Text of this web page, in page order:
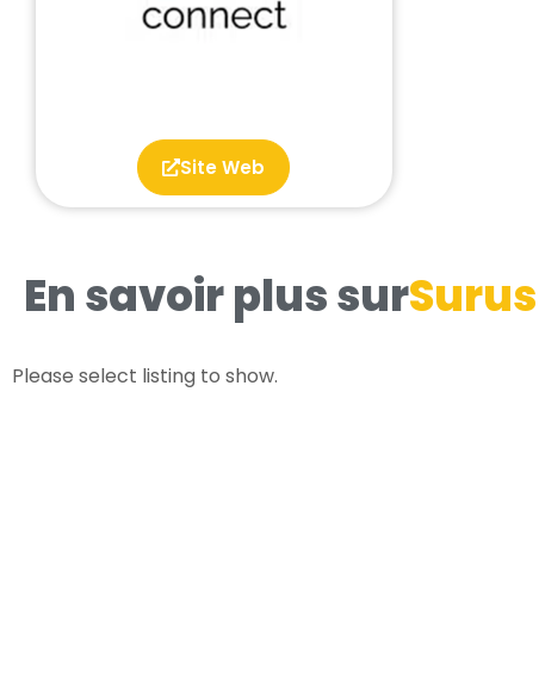
Site Web
En savoir plus sur
Please select listing to show.